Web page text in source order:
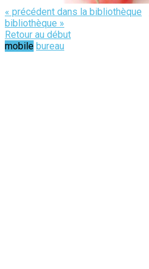
« précédent dans la bibliothèque
bibliothèque »
Retour au début
mobile bureau